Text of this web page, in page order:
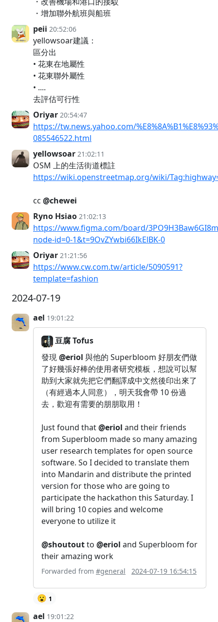
・增加聯外航班與船班
peii 20:52:06
yellowsoar建議：
區分出
• 花東在地屬性
• 花東聯外屬性
• ....
去評估可行性
Oriyar 20:54:47
https://tw.news.yahoo.com/
085546522.html
yellowsoar 21:02:11
OSM 上的生活街道標註
https://wiki.openstreetmap.org/wiki/
cc @chewei
Ryno Hsiao 21:02:13
https://www.figma.com/board/
node-id=0-1&t=9OvZYwbi66IkElBK-0
Oriyar 21:21:56
https://www.cw.com.tw/article/5090591?
template=fashion
2024-07-19
ael 19:01:22
豆腐 Tofus
發現@eriol 與他的 Superbloom 好朋友們做
了好幾張好棒的使用者研究模板，想說可以幫
助到大家就先把它們翻譯成中文然後印出來了
（有經過本人同意），明天我會帶 10 份過
去，歡迎有需要的朋朋取用！
Just found that@eriol and their friends
from Superbloom made so many amazing
user research templates for open source
software. So I decided to translate them
into Mandarin and distribute the printed
version for those who are going to
participate the hackathon this Saturday. I
will bring 10 copies and welcome
everyone to utilize it
@shoutoutto @eriol and Superbloom for
their amazing work
Forwarded from #general 2024-07-19 16:54:15
😮 1
ael 19:01:22